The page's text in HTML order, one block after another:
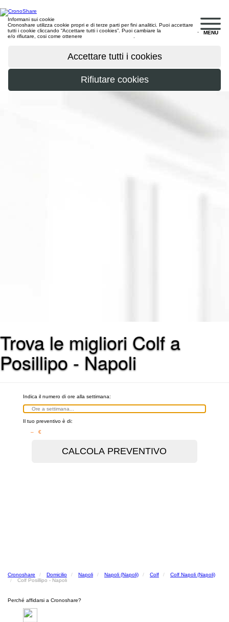
MENU
Informani sui cookie
Cronoshare utilizza cookie propri e di terze parti per fini analitici. Puoi accettare
tutti i cookie cliccando “Accettare tutti i cookies”. Puoi cambiare la
e/o rifiutare, cosi come ottenere
Trova le migliori Colf a
Posillipo - Napoli
Indica il numero di ore alla settimana:
Il tuo preventivo è di:
– €
Cronoshare Domicilio Napoli Napoli (Napoli) Colf
Colf Napoli (Napoli)
Colf Posillipo - Napoli
Perché affidarsi a Cronoshare?